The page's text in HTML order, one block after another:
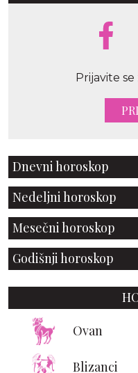
Prijavite
Dnevni horoskop
Nedeljni horoskop
Mesečni horoskop
Godišnji horoskop
Ovan
Blizanci